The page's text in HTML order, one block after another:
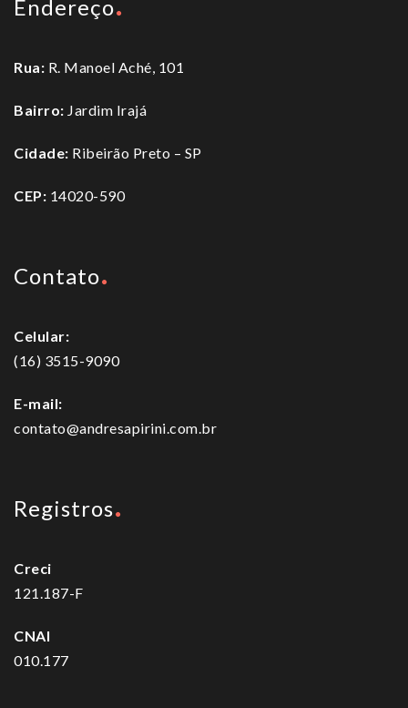
Endereço
Rua: R. Manoel Aché, 101
Bairro: Jardim Irajá
Cidade: Ribeirão Preto – SP
CEP: 14020-590
Contato
Celular:
(16) 3515-9090
E-mail:
contato@andresapirini.com.br
Registros
Creci
121.187-F
CNAI
010.177